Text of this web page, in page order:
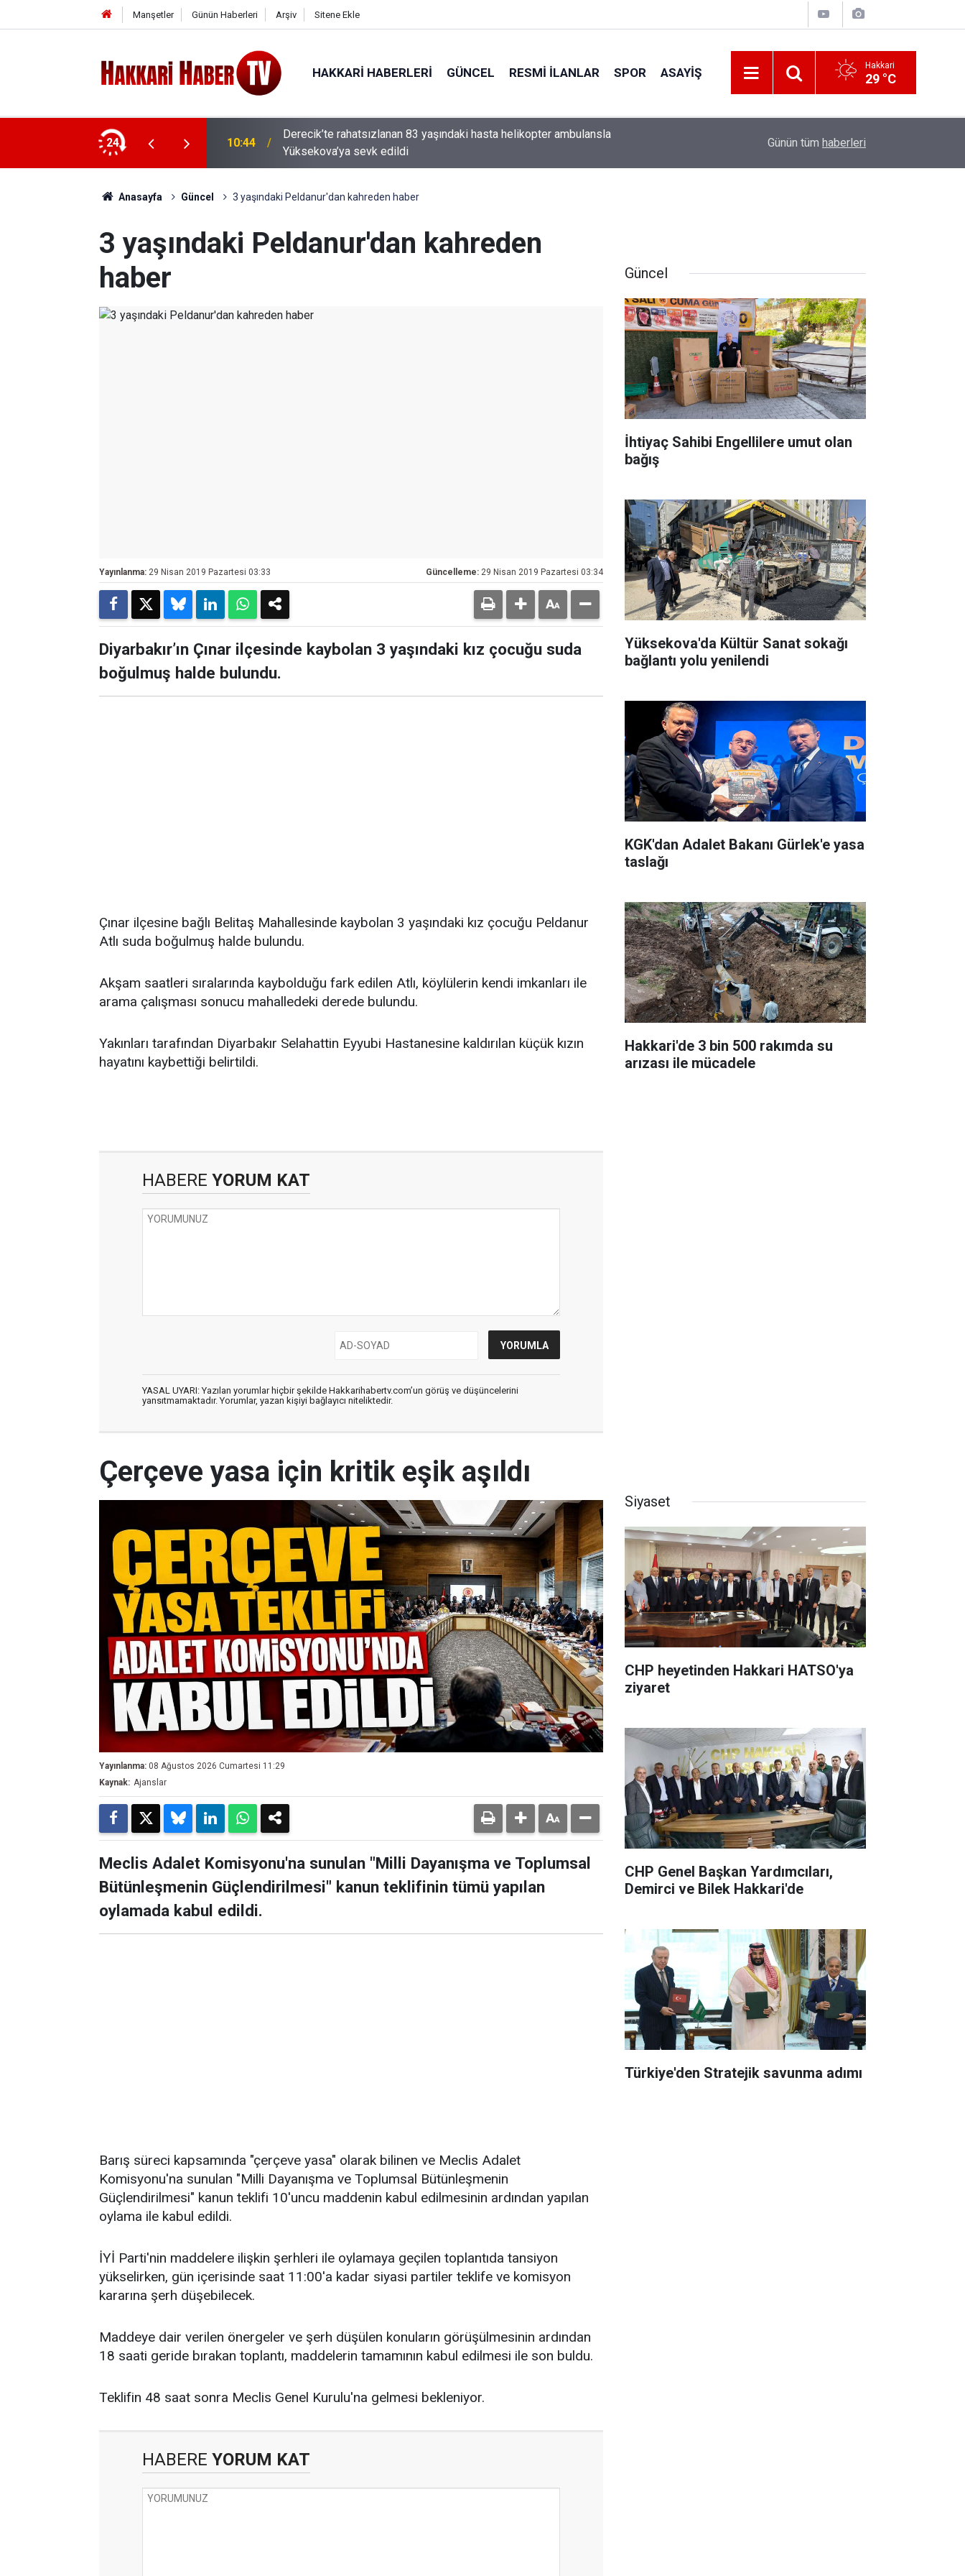
Manşetler Günün Haberleri Arşiv Sitene Ekle
HAKKARI HABERLERI GÜNCEL RESMI İLANLAR SPOR ASAYIŞ Hakkari
29 °C
24 10:44
Derecik’te rahatsızlanan 83 yaşındaki hasta helikopter ambulansla
Yüksekova’ya sevk edildi
Yüksekova’da 253 kilo esrar ele geçirildi
Günün tüm haberleri
Anasayfa Güncel 3 yaşındaki Peldanur'dan kahreden haber
3 yaşındaki Peldanur'dan kahreden
haber
Yayınlanma: 29 Nisan 2019 Pazartesi 03:33 Güncelleme: 29 Nisan 2019 Pazartesi 03:34
Diyarbakır’ın Çınar ilçesinde kaybolan 3 yaşındaki kız çocuğu suda
boğulmuş halde bulundu.
Çınar ilçesine bağlı Belitaş Mahallesinde kaybolan 3 yaşındaki kız çocuğu Peldanur
Atlı suda boğulmuş halde bulundu.
Akşam saatleri sıralarında kaybolduğu fark edilen Atlı, köylülerin kendi imkanları ile
arama çalışması sonucu mahalledeki derede bulundu.
Yakınları tarafından Diyarbakır Selahattin Eyyubi Hastanesine kaldırılan küçük kızın
hayatını kaybettiği belirtildi.
HABERE YORUM KAT
YASAL UYARI: Yazılan yorumlar hiçbir şekilde Hakkarihabertv.com’un görüş ve düşüncelerini
yansıtmamaktadır. Yorumlar, yazan kişiyi bağlayıcı niteliktedir.
Güncel
İhtiyaç Sahibi Engellilere umut olan
bağış
Yüksekova'da Kültür Sanat sokağı
bağlantı yolu yenilendi
KGK'dan Adalet Bakanı Gürlek'e yasa
taslağı
Hakkari'de 3 bin 500 rakımda su
arızası ile mücadele
Çerçeve yasa için kritik eşik aşıldı
Yayınlanma: 08 Ağustos 2026 Cumartesi 11:29
Kaynak: Ajanslar
Meclis Adalet Komisyonu'na sunulan "Milli Dayanışma ve Toplumsal
Bütünleşmenin Güçlendirilmesi" kanun teklifinin tümü yapılan
oylamada kabul edildi.
Barış süreci kapsamında "çerçeve yasa" olarak bilinen ve Meclis Adalet
Komisyonu'na sunulan "Milli Dayanışma ve Toplumsal Bütünleşmenin
Güçlendirilmesi" kanun teklifi 10'uncu maddenin kabul edilmesinin ardından yapılan
oylama ile kabul edildi.
İYİ Parti'nin maddelere ilişkin şerhleri ile oylamaya geçilen toplantıda tansiyon
yükselirken, gün içerisinde saat 11:00'a kadar siyasi partiler teklife ve komisyon
kararına şerh düşebilecek.
Maddeye dair verilen önergeler ve şerh düşülen konuların görüşülmesinin ardından
18 saati geride bırakan toplantı, maddelerin tamamının kabul edilmesi ile son buldu.
Teklifin 48 saat sonra Meclis Genel Kurulu'na gelmesi bekleniyor.
HABERE YORUM KAT
Siyaset
CHP heyetinden Hakkari HATSO'ya
ziyaret
CHP Genel Başkan Yardımcıları,
Demirci ve Bilek Hakkari'de
Türkiye'den Stratejik savunma adımı